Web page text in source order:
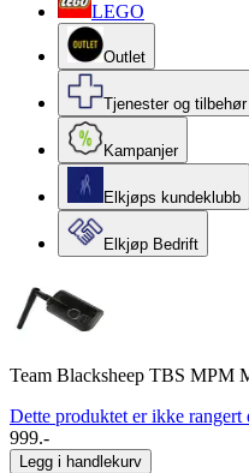
LEGO
Outlet
Tjenester og tilbehør
Kampanjer
Elkjøps kundeklubb
Elkjøp Bedrift
Team Blacksheep TBS MPM
Dette produktet er ikke rangert
999.-
Legg i handlekurv